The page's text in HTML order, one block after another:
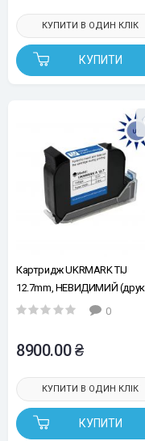
КУПИТИ
КУПИТИ В ОДИН КЛІК
Картридж UKRMARK TIJ
12.7mm, НЕВИДИМИЙ (друк
проявляється під УФ
підвищена адгезія,
швидкосохнучий
0
8900.00 ₴
КУПИТИ
КУПИТИ В ОДИН КЛІК